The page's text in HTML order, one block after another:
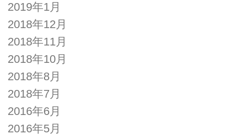
2019年1月
2018年12月
2018年11月
2018年10月
2018年8月
2018年7月
2016年6月
2016年5月